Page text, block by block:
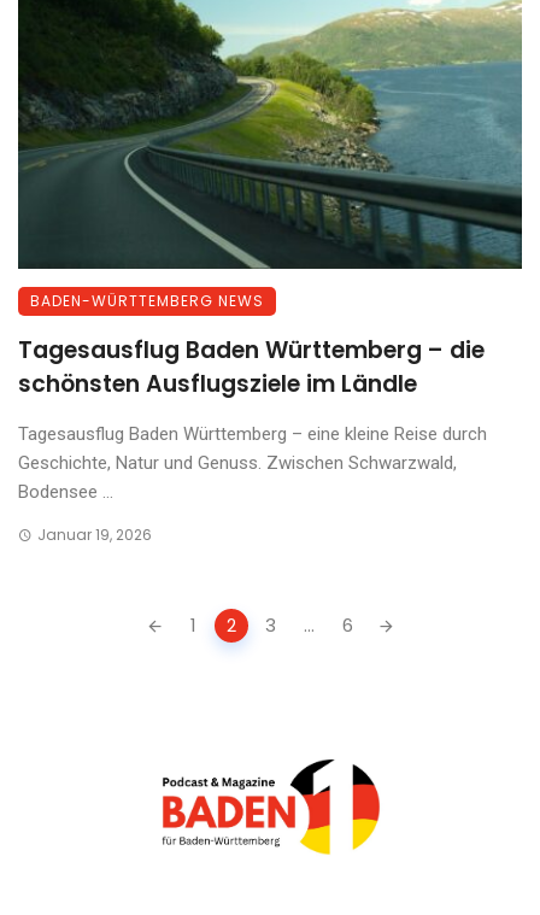
BADEN-WÜRTTEMBERG NEWS
Tagesausflug Baden Württemberg – die
schönsten Ausflugsziele im Ländle
Tagesausflug Baden Württemberg – eine kleine Reise durch
Geschichte, Natur und Genuss. Zwischen Schwarzwald,
Bodensee ...
Januar 19, 2026
1 2 3 ... 6